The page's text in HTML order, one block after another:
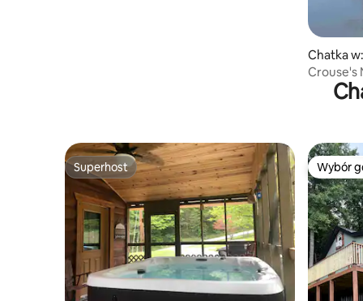
Chatka
Crouse's
Superhost
Superhost Wybór
Wybór